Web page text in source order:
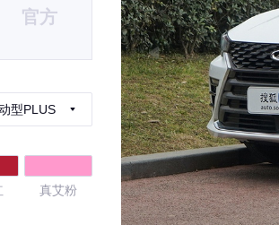
官方
型PLUS
真艾粉